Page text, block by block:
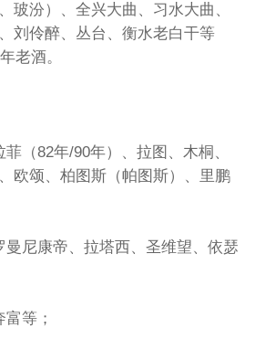
玻汾）、全兴大曲、习水大曲、
刘伶醉、丛台、衡水老白干等
老酒。
82年/90年）、拉图、木桐、
欧颂、柏图斯（帕图斯）、里鹏
尼康帝、拉塔西、圣维望、依瑟
等；